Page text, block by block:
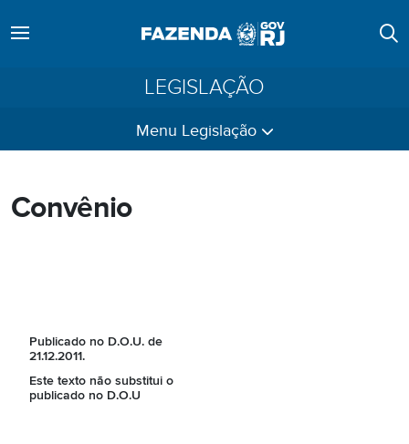
LEGISLAÇÃO
Menu Legislação
Convênio
Publicado no D.O.U. de
21.12.2011.
Este texto não substitui o
publicado no D.O.U